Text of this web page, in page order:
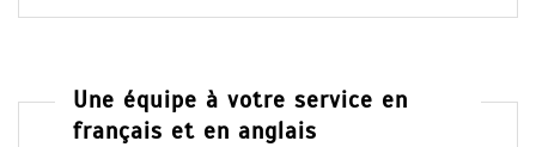
Une équipe à votre service en
français et en anglais